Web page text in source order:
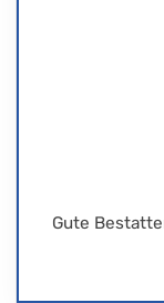
Gute